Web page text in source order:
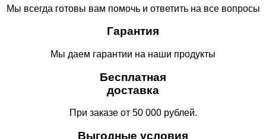
Мы всегда готовы вам помочь и ответить на все вопросы
Гарантия
Мы даем гарантии на наши продукты
Бесплатная
доставка
При заказе от 50 000 рублей.
Выгодные условия